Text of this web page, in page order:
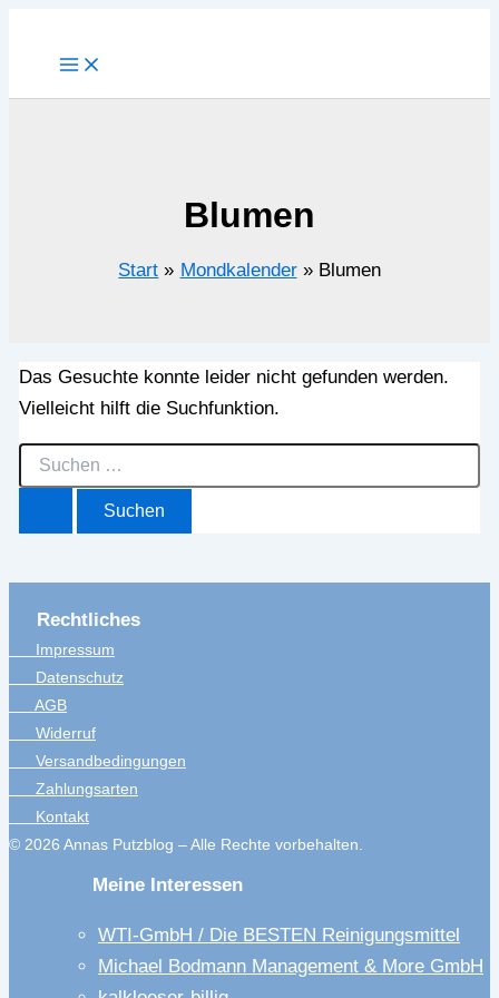
Blumen
Start Mondkalender Blumen
Das Gesuchte konnte leider nicht gefunden werden.
Vielleicht hilft die Suchfunktion.
Suchen
nach:
Rechtliches
Impressum
Datenschutz
AGB
Widerruf
Versandbedingungen
Zahlungsarten
Kontakt
© 2026 Annas Putzblog – Alle Rechte vorbehalten.
Meine Interessen
WTI-GmbH / Die BESTEN Reinigungsmittel
Michael Bodmann Management & More GmbH